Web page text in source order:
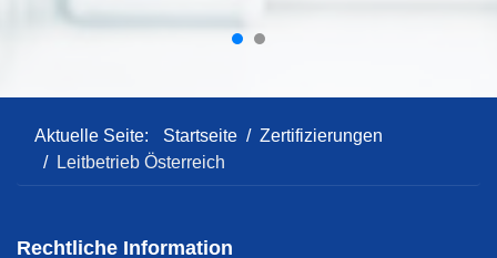
Aktuelle Seite: Startseite
Zertifizierungen
Leitbetrieb Österreich
Rechtliche Information